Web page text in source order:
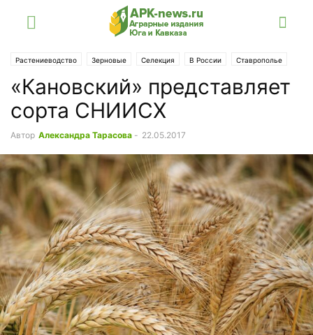
Растениеводство Зерновые Селекция В России Ставрополье
Статьи
«Кановский» представляет
сорта СНИИСХ
Автор Александра Тарасова - 22.05.2017